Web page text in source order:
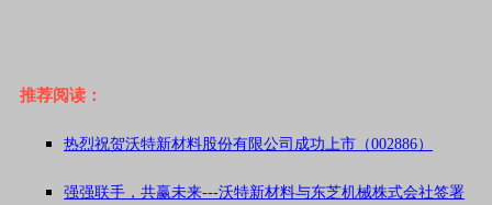
推荐阅读：
热烈祝贺沃特新材料股份有限公司成功上市（002886）
强强联手，共赢未来---沃特新材料与东芝机械株式会社签署